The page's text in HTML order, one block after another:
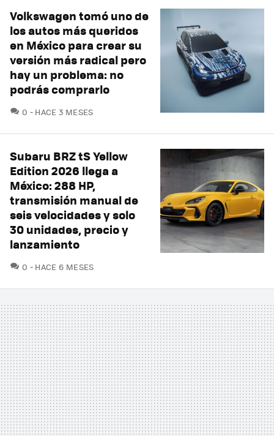
Volkswagen tomó uno de
los autos más queridos
en México para crear su
versión más radical pero
hay un problema: no
podrás comprarlo
0 COMENTARIOS
HACE 3 MESES
Subaru BRZ tS Yellow
Edition 2026 llega a
México: 288 HP,
transmisión manual de
seis velocidades y solo
30 unidades, precio y
lanzamiento
0 COMENTARIOS
HACE 6 MESES